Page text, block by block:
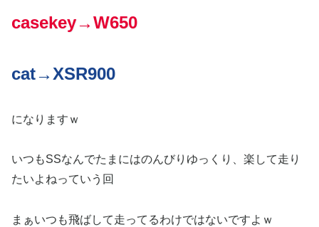
casekey→W650
cat→XSR900
になりますｗ
いつもSSなんでたまにはのんびりゆっくり、楽して走り
たいよねっていう回
まぁいつも飛ばして走ってるわけではないですよｗ